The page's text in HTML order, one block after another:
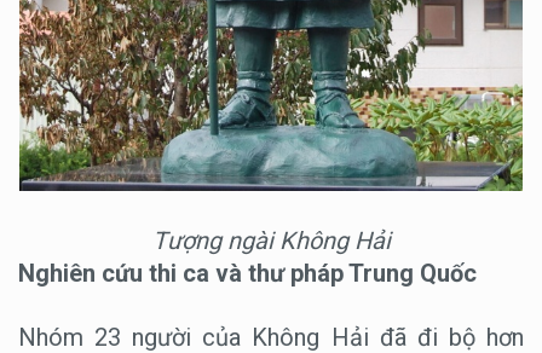
Tượng ngài Không Hải
Nghiên cứu thi ca và thư pháp Trung Quốc
Nhóm 23 người của Không Hải đã đi bộ hơn